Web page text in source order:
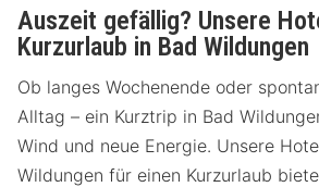
Auszeit gefällig? Unsere
Kurzurlaub in Bad Wildungen
Ob langes Wochenende oder
Alltag – ein Kurztrip in Bad
Wind und neue Energie. Unsere
Wildungen für einen Kurzurlaub